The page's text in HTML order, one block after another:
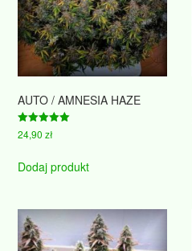
AUTO / AMNESIA HAZE
Oceniono
5.00
24,90zł
Dodaj produkt